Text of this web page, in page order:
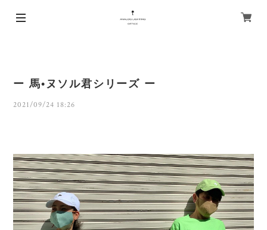
ー 馬•ヌソル君シリーズ ー
2021/09/24 18:26